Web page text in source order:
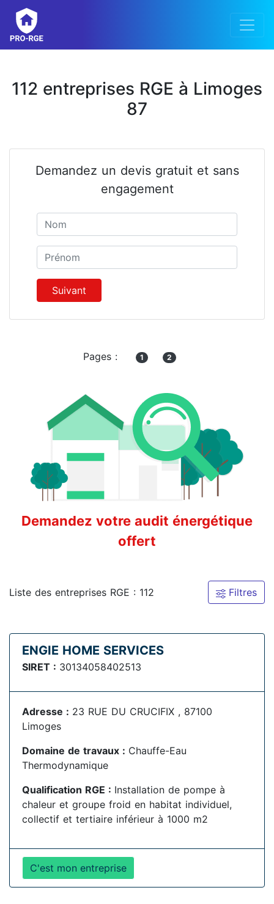
112 entreprises RGE à Limoges
87
Demandez un devis gratuit et sans
engagement
Prénom
Suivant
Pages : 1 2
Demandez votre audit énergétique
offert
Liste des entreprises RGE : 112 Filtres
ENGIE HOME SERVICES
SIRET : 30134058402513
Adresse : 23 RUE DU CRUCIFIX , 87100
Limoges
Domaine de travaux : Chauffe-Eau
Thermodynamique
Qualification RGE : Installation de pompe à
chaleur et groupe froid en habitat individuel,
collectif et tertiaire inférieur à 1000 m2
C'est mon entreprise